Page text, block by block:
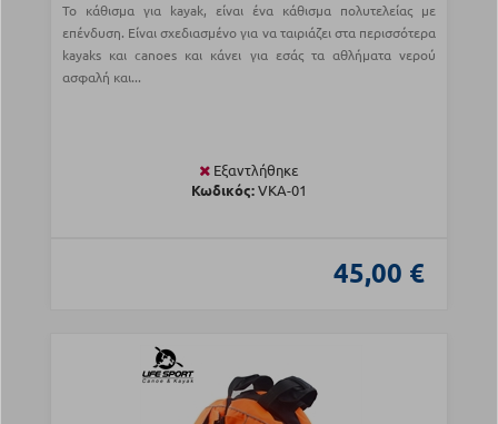
Το κάθισμα για kayak, είναι ένα κάθισμα πολυτελείας με
επένδυση. Είναι σχεδιασμένο για να ταιριάζει στα περισσότερα
kayaks και canoes και κάνει για εσάς τα αθλήματα νερού
ασφαλή και...
Εξαντλήθηκε
Κωδικός:VKA-01
45,00 €